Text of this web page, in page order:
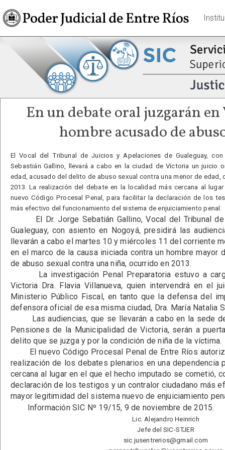
En un debate oral juzgarán
hombre acusado de
El Vocal del Tribunal de Juicios y Apelaciones de Gualeguay,
Sebastián Gallino, llevará a cabo en la ciudad de Victoria un juicio
edad, acusado del delito de abuso sexual contra una menor de edad,
2013. La realización del debate en la localidad más cercana al
nuevo Código Procesal Penal, para facilitar la declaración de los
más efectivo del funcionamiento del sistema de enjuiciamiento penal.
El Dr. Jorge Sebatián Gallino, Vocal del Tribunal de
Gualeguay, con asiento en Nogoyá, presidirá las
llevarán a cabo el martes 10 y miércoles 11 del corriente
en el marco de la causa iniciada contra un hombre mayor
de abuso sexual contra una niña, ocurrido en 2013.
La investigación Penal Preparatoria estuvo a
Victoria Dra. Flavia Villanueva, quien intervendrá en el
Ministerio Público Fiscal, en tanto que la defensa del
defensora oficial de esa misma ciudad, Dra. María Natalia
Las audiencias, que se llevarán a cabo en la sede
Pensiones de la Municipalidad de Victoria, serán a
delito que se juzga y por la condición de niña de la víctima.
El nuevo Código Procesal Penal de Entre Ríos
realización de los debates plenarios en una dependencia
cercana al lugar en el que el hecho imputado se cometió,
declaración de los testigos y un contralor ciudadano más
mayor legitimidad del sistema nuevo de enjuiciamiento
Información SIC Nº 19/15, 9 de noviembre de 2015.
Lic. Alejandro Heinrich
Jefe del SIC-STJER
sic.jusentrerios@gmail.com